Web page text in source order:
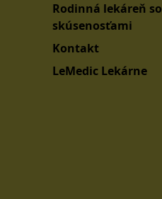
Rodinná lekáreň so
skúsenosťami
Kontakt
LeMedic Lekárne